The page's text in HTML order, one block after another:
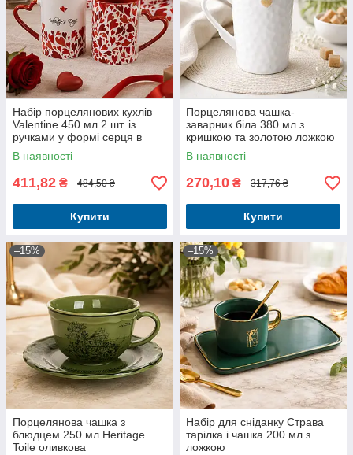
Набір порцелянових кухлів
Valentine 450 мл 2 шт. із
ручками у формі серця в
подарунковому пакованні
В наявності
411,82 ₴ 484,50 ₴
Купити
Порцелянова чашка-
заварник біла 380 мл з
кришкою та золотою ложкою
В наявності
270,10 ₴ 317,76 ₴
Купити
–15%
Порцелянова чашка з
блюдцем 250 мл Heritage
Toile оливкова
–15%
Набір для сніданку Страва
тарілка і чашка 200 мл з
ложкою